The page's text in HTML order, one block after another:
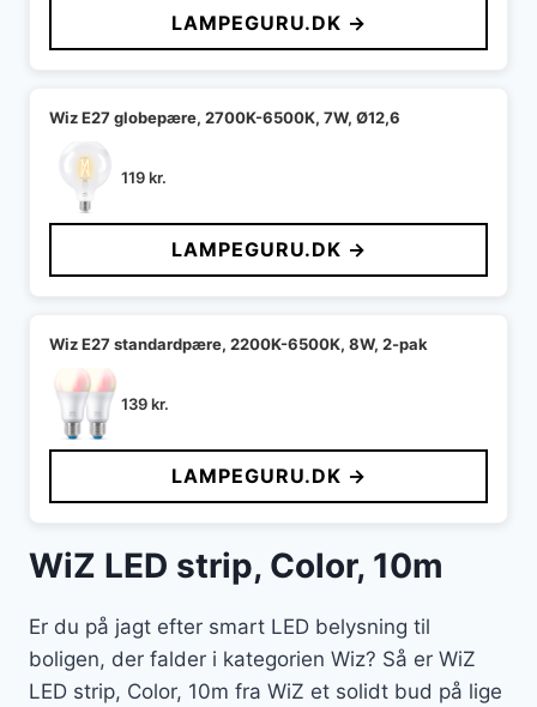
LAMPEGURU.DK →
Wiz E27 globepære, 2700K-6500K, 7W, Ø12,6
119kr.
LAMPEGURU.DK →
Wiz E27 standardpære, 2200K-6500K, 8W, 2-pak
139kr.
LAMPEGURU.DK →
WiZ LED strip, Color, 10m
Er du på jagt efter smart LED belysning til
boligen, der falder i kategorien Wiz? Så er WiZ
LED strip, Color, 10m fra WiZ et solidt bud på lige